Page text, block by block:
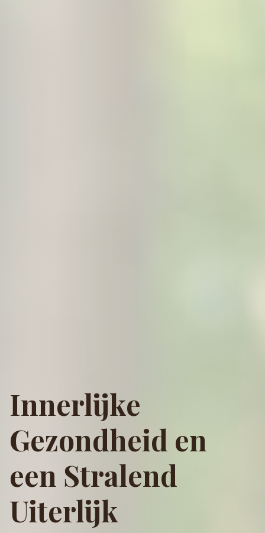
Innerlijke
Gezondheid en
een Stralend
Uiterlijk